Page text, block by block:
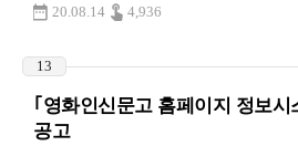
20.08.14 4,936
13
｢영화인신문고 홈페이지 정보
공고